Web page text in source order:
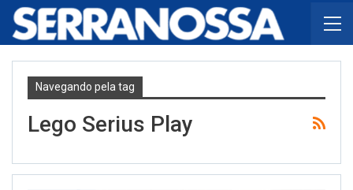
Navegando pela tag
Lego Serius Play